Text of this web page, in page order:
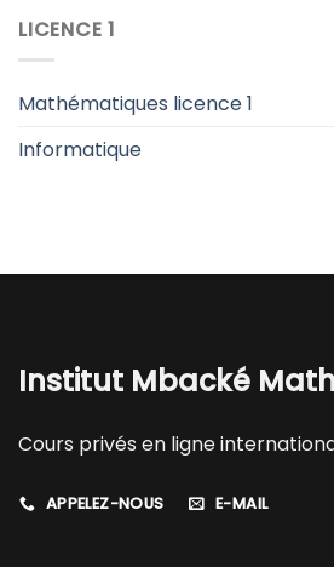
LICENCE 1
Mathématiques licence 1
Informatique
Institut Mbacké
Cours privés en ligne
APPELEZ-NOUS E-MAIL